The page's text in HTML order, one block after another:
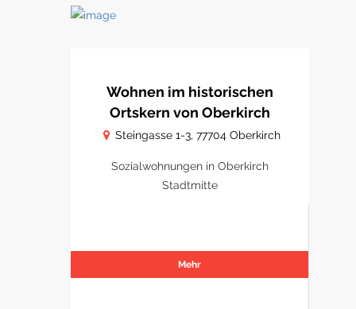
Wohnen im historischen
Ortskern von Oberkirch
Steingasse 1-3, 77704 Oberkirch
Sozialwohnungen in Oberkirch
Stadtmitte
Mehr